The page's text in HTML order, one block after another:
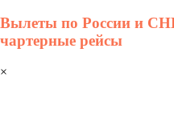
Вылеты по России и
чартерные рейсы
×